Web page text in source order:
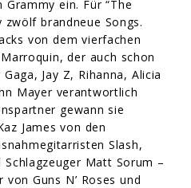
ein. Für “The
zwölf brandneue Songs.
von dem vierfachen
der auch schon
Jay Z, Rihanna, Alicia
Mayer verantwortlich
gewann sie
James von den
Slash,
Matt Sorum –
Guns N’ Roses und